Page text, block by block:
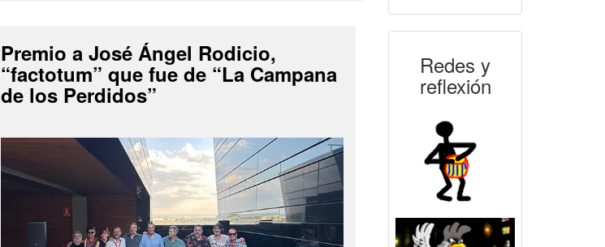
Premio a José Ángel Rodicio,
“factotum” que fue de “La Campana
de los Perdidos”
Redes y
reflexión